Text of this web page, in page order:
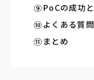
PoCの成功
よくある質問
まとめ